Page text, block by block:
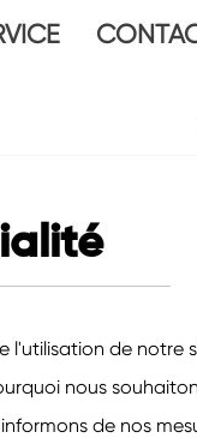
l'utilisation de notre
nous
de nos